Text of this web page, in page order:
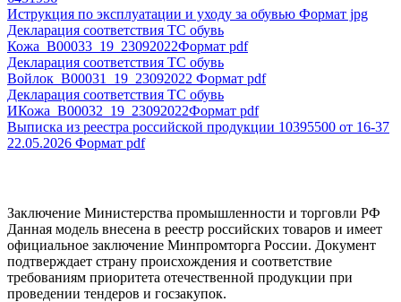
Иструкция по эксплуатации и уходу за обувью Формат jpg
Декларация соответствия ТС обувь
Кожа_В00033_19_23092022Формат pdf
Декларация соответствия ТС обувь
Войлок_B00031_19_23092022 Формат pdf
Декларация соответствия ТС обувь
ИКожа_В00032_19_23092022Формат pdf
Выписка из реестра российской продукции 10395500 от 16-37
22.05.2026 Формат pdf
Заключение Министерства промышленности и торговли РФ
Данная модель внесена в реестр российских товаров и имеет
официальное заключение Минпромторга России. Документ
подтверждает страну происхождения и соответствие
требованиям приоритета отечественной продукции при
проведении тендеров и госзакупок.